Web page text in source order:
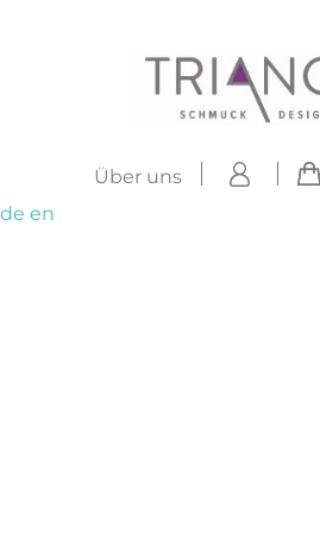
Über uns
de en